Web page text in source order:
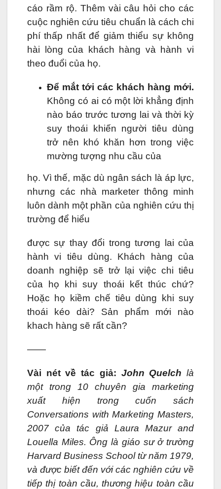
cáo rầm rộ. Thêm vài câu hỏi cho các
cuộc nghiên cứu tiêu chuẩn là cách chi
phí thấp nhất để giảm thiểu sự không
hài lòng của khách hàng và hành vi
theo đuổi của họ.
Để mắt tới các khách hàng mới.
Không có ai có một lời khẳng định
nào báo trước tương lai và thời kỳ
suy thoái khiến người tiêu dùng
trở nên khó khăn hơn trong việc
mường tượng nhu cầu của
họ. Vì thế, mặc dù ngân sách là áp lực,
nhưng các nhà marketer thông minh
luôn dành một phần của nghiên cứu thị
trường để hiểu
được sự thay đổi trong tương lai của
hành vi tiêu dùng. Khách hàng của
doanh nghiệp sẽ trở lại việc chi tiêu
của họ khi suy thoái kết thúc chứ?
Hoặc họ kiềm chế tiêu dùng khi suy
thoái kéo dài? Sản phẩm mới nào
khach hàng sẽ rất cần?
——
Vài nét về tác giả: John Quelch là
một trong 10 chuyên gia marketing
xuất hiện trong cuốn sách
Conversations with Marketing Masters,
2007 của tác giả Laura Mazur and
Louella Miles. Ông là giáo sư ở trường
Harvard Business School từ năm 1979,
và được biết đến với các nghiên cứu về
tiếp thị toàn cầu, thương hiệu toàn cầu